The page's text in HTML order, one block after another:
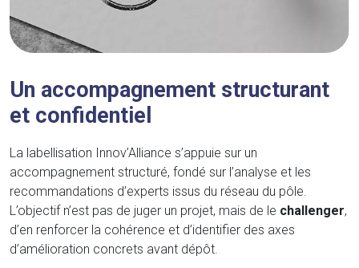
Un accompagnement structurant
et confidentiel
La labellisation Innov’Alliance s’appuie sur un
accompagnement structuré, fondé sur l’analyse et les
recommandations d’experts issus du réseau du pôle.
L’objectif n’est pas de juger un projet, mais de le challenger,
d’en renforcer la cohérence et d’identifier des axes
d’amélioration concrets avant dépôt.